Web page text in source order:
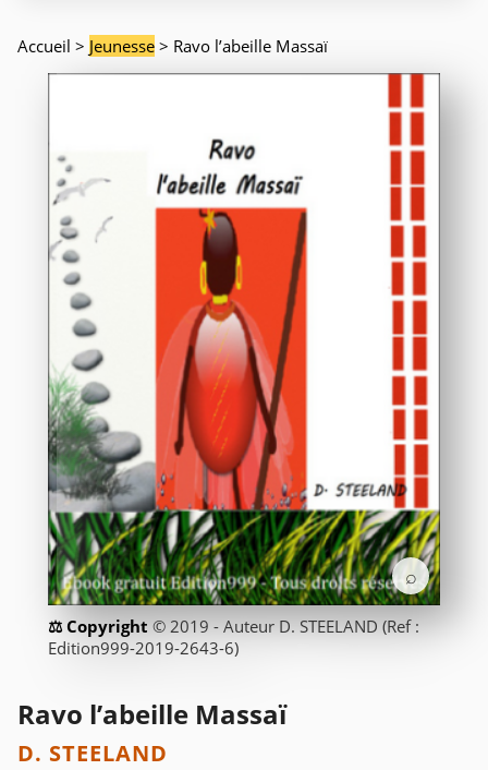
Accueil > Jeunesse > Ravo l’abeille Massaï
⌕
© 2019 - Auteur D. STEELAND (Ref :
Edition999-2019-2643-6)
Ravo l’abeille Massaï
D. STEELAND